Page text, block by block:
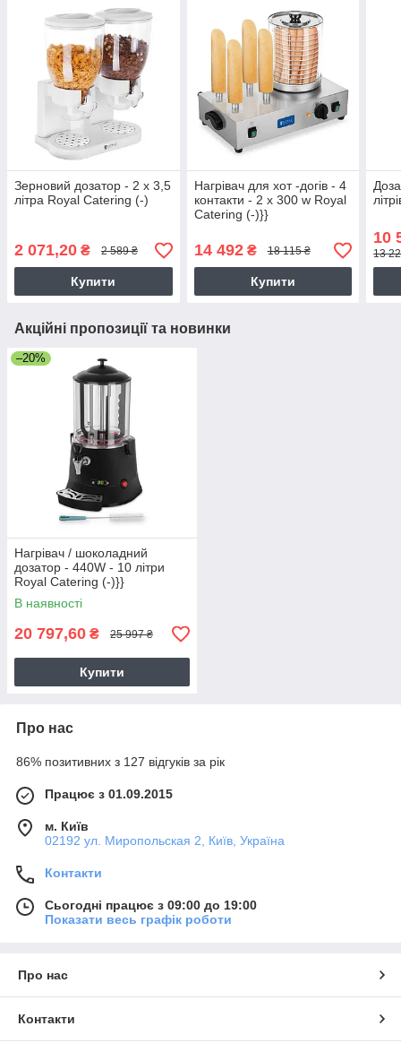
Зерновий дозатор - 2 х 3,5
літра Royal Catering (-)
2 071,20 ₴ 2 589 ₴
Купити
Нагрівач для хот -догів - 4
контакти - 2 x 300 w Royal
Catering (-)}}
14 492₴ 18 115 ₴
Купити
10
13
Акційні пропозиції та новинки
–20%
Нагрівач / шоколадний
дозатор - 440W - 10 літри
Royal Catering (-)}}
В наявності
20 797,60 ₴ 25 997 ₴
Купити
Про нас
86% позитивних з 127 відгуків за рік
Працює з 01.09.2015
м. Київ
02192 ул. Миропольская 2, Київ, Україна
Контакти
Сьогодні працює з 09:00 до 19:00
Показати весь графік роботи
Про нас
Контакти